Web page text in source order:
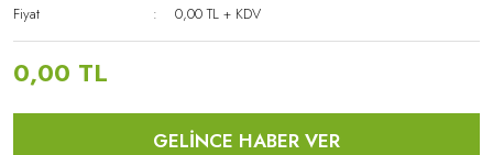
Fiyat
0,00 TL + KDV
0,00 TL
GELİNCE HABER VER